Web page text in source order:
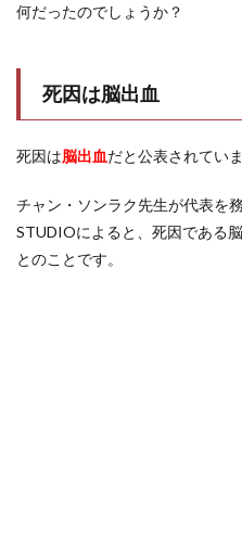
何だったのでしょうか？
死因は脳出血
死因は脳出血だと公表されていま
チャン・ソンラク先生が代表を
STUDIOによると、死因である
とのことです。